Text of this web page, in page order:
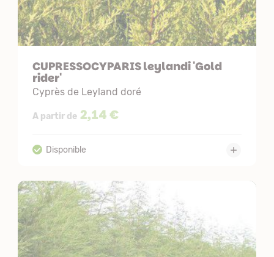
CUPRESSOCYPARIS leylandi 'Gold
rider'
Cyprès de Leyland doré
A partir de 2,14 €